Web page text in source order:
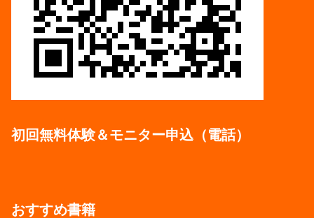
初回無料体験＆モニター申込（電話）
おすすめ書籍